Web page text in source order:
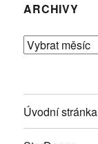
ARCHIVY
Archivy
Úvodní stránka